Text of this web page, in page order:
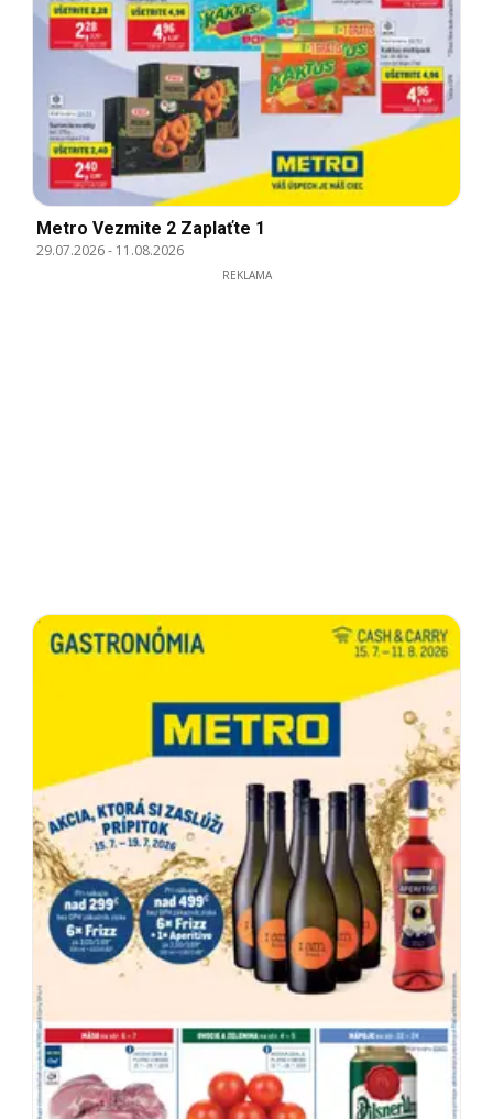
Metro Vezmite 2 Zaplaťte 1
29.07.2026- 11.08.2026
REKLAMA